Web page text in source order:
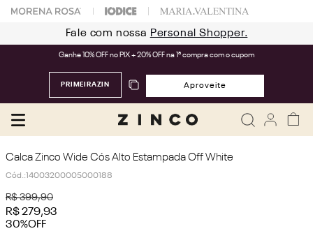
Fale com nossa Personal Shopper.
Ganhe 10% OFF no PIX + 20% OFF na 1ª compra com o cupom
PRIMEIRAZIN Aproveite
Calca Zinco Wide Cós Alto Estampada Off White
Cód.:14003200005000188
R$ 399,90
R$279,93
30%OFF